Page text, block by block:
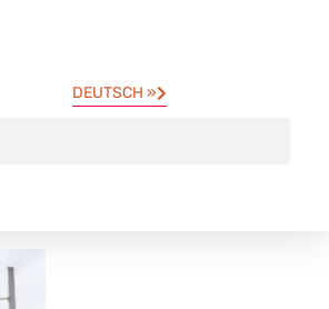
DEUTSCH »